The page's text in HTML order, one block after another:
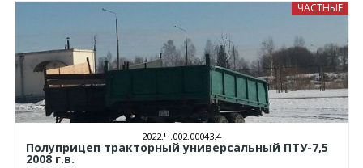
ЧАСТНЫЕ
2022.Ч.002.00043.4
Полуприцеп тракторный универсальный ПТУ-7,5
2008 г.в.